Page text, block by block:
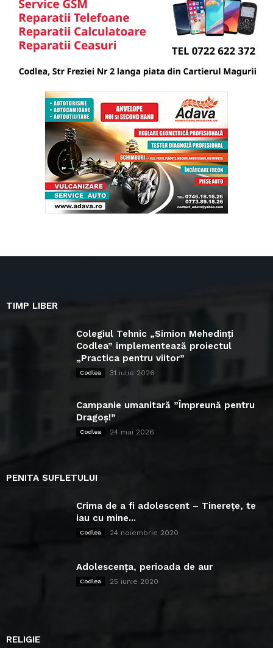
TIMP LIBER
Colegiul Tehnic „Simion Mehedinți
Codlea” implementează proiectul
„Practica pentru viitor”
Codlea 31 iulie 2026
Campanie umanitară ”Împreună pentru
Dragoș!”
Codlea 24 mai 2026
PENITA SUFLETULUI
Crima de a fi adolescent – Tinerețe, te
iau cu mine...
Codlea 24 noiembrie 2020
Adolescența, perioada de aur
Codlea 25 iunie 2020
RELIGIE